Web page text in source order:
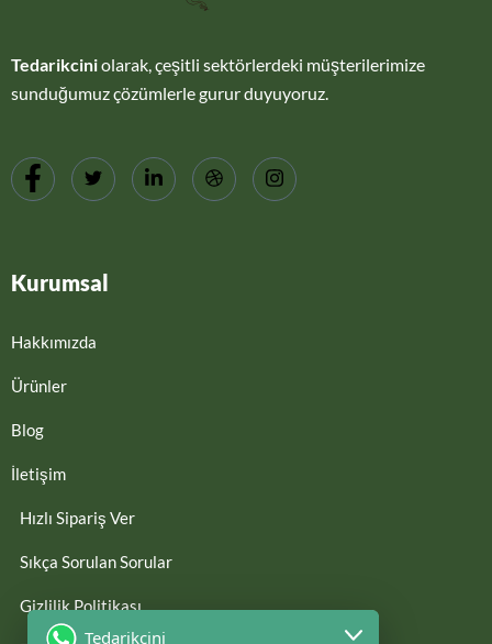
Tedarikciniolarak, çeşitli sektörlerdeki müşterilerimize
sunduğumuz çözümlerle gurur duyuyoruz.
Kurumsal
Hakkımızda
Ürünler
Blog
İletişim
Hızlı Sipariş Ver
Sıkça Sorulan Sorular
Gizlilik Politikası
Tedarikcini